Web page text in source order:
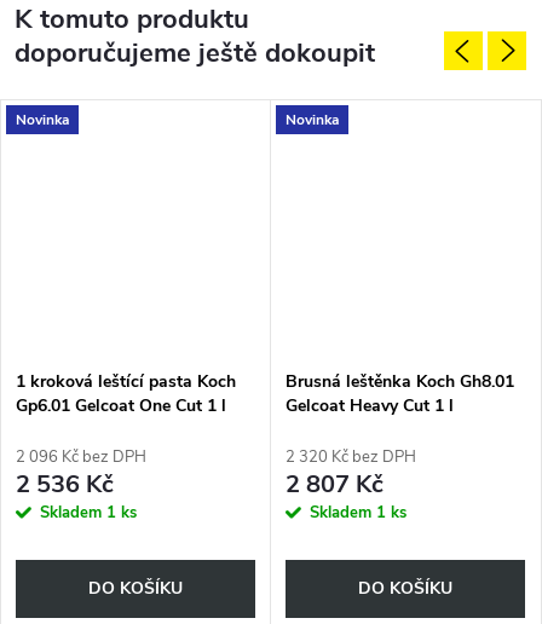
K tomuto produktu
doporučujeme ještě dokoupit
Novinka
1 kroková leštící pasta Koch
Gp6.01 Gelcoat One Cut 1 l
2 096 Kč bez DPH
2 536 Kč
Skladem 1 ks
DO KOŠÍKU
Novinka
Brusná leštěnka Koch Gh8.01
Gelcoat Heavy Cut 1 l
2 320 Kč bez DPH
2 807 Kč
Skladem 1 ks
DO KOŠÍKU